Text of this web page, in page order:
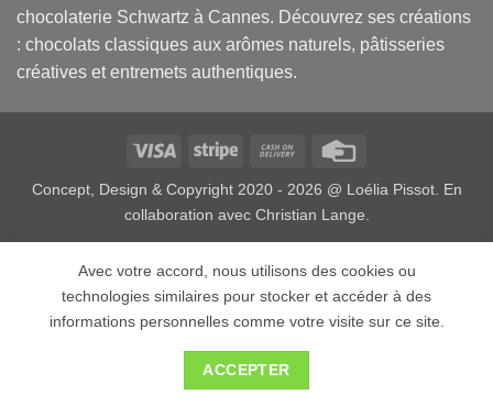
chocolaterie Schwartz à Cannes. Découvrez ses créations
: chocolats classiques aux arômes naturels, pâtisseries
créatives et entremets authentiques.
Visa Stripe
Cash
Delivery
Concept, Design & Copyright 2020 - 2026 @ Loélia Pissot. En
collaboration avec Christian Lange
Avec votre accord, nous utilisons des cookies ou
technologies similaires pour stocker et accéder à des
informations personnelles comme votre visite sur ce site.
ACCEPTER